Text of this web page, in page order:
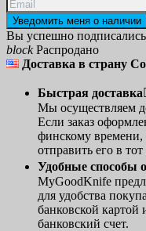
Уведомить меня о наличии
Вы успешно подписались
blockРаспродано
Доставка в страну
Быстрая доставка
Мы осуществляем
Если заказ
финскому времени,
отправить его в
Удобные способы
MyGoodKnife
для удобства
банковской
банковский счет.